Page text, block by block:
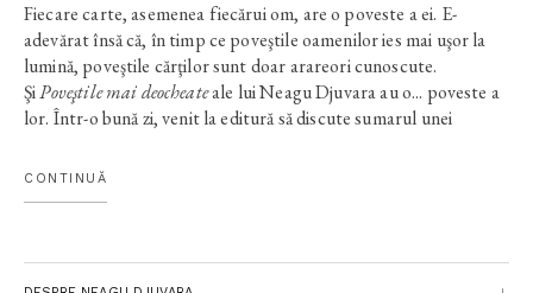
Fiecare carte, asemenea fiecărui om, are o poveste a ei. E-
adevărat însă că, în timp ce poveştile oamenilor ies mai uşor la
lumină, poveştile cărţilor sunt doar arareori cunoscute.
ŞiPoveştile mai deocheateale lui Neagu Djuvara au o... poveste a
lor. Într-o bună zi, venit la editură să discute sumarul unei
manuscris pe a cărui primă filă era scris (cu roşu!)
moartea mea
CONTINUĂ